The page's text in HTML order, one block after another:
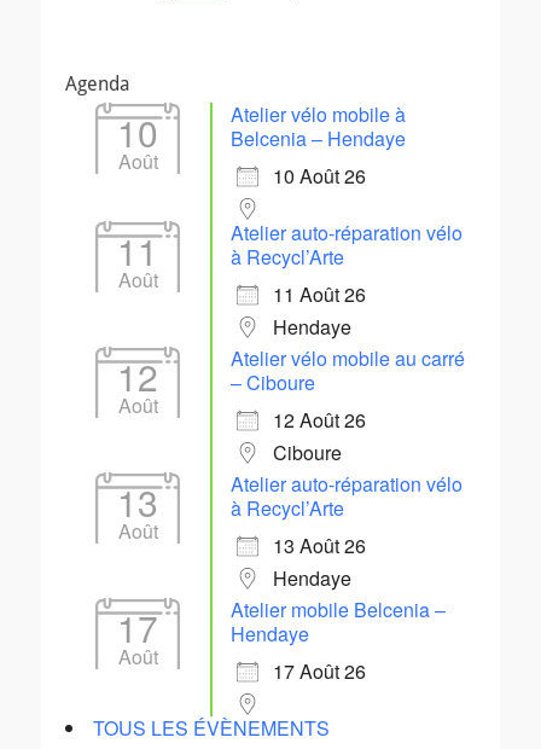
Agenda
10
Août
Atelier vélo mobile à
Belcenia – Hendaye
10 Août 26
11
Août
Atelier auto-réparation vélo
à Recycl’Arte
11 Août 26
Hendaye
12
Août
Atelier vélo mobile au carré
– Ciboure
12 Août 26
Ciboure
13
Août
Atelier auto-réparation vélo
à Recycl’Arte
13 Août 26
Hendaye
17
Août
Atelier mobile Belcenia –
Hendaye
17 Août 26
TOUS LES ÉVÈNEMENTS